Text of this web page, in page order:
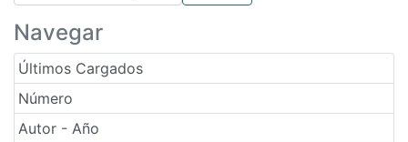
Navegar
Últimos Cargados
Número
Autor - Año